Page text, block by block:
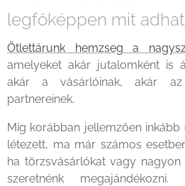
legfőképpen mit
Ötlettárunk hemzseg a
amelyeket akár jutalomként is
akár a vásárlóinak, akár
partnereinek.
Míg korábban jellemzően
létezett, ma már számos
ha törzsvásárlókat vagy
szeretnénk